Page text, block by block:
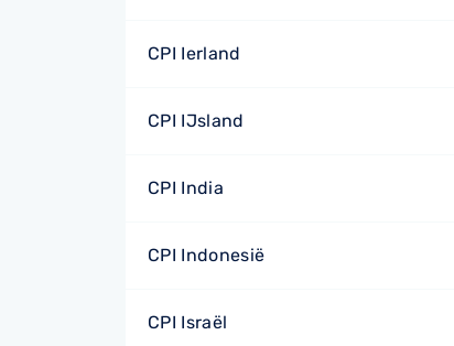
CPI Ierland
CPI IJsland
CPI India
CPI Indonesië
CPI Israël